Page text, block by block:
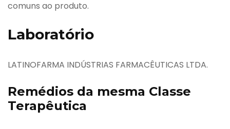
comuns ao produto.
Laboratório
LATINOFARMA INDÚSTRIAS FARMACÊUTICAS LTDA.
Remédios da mesma Classe
Terapêutica